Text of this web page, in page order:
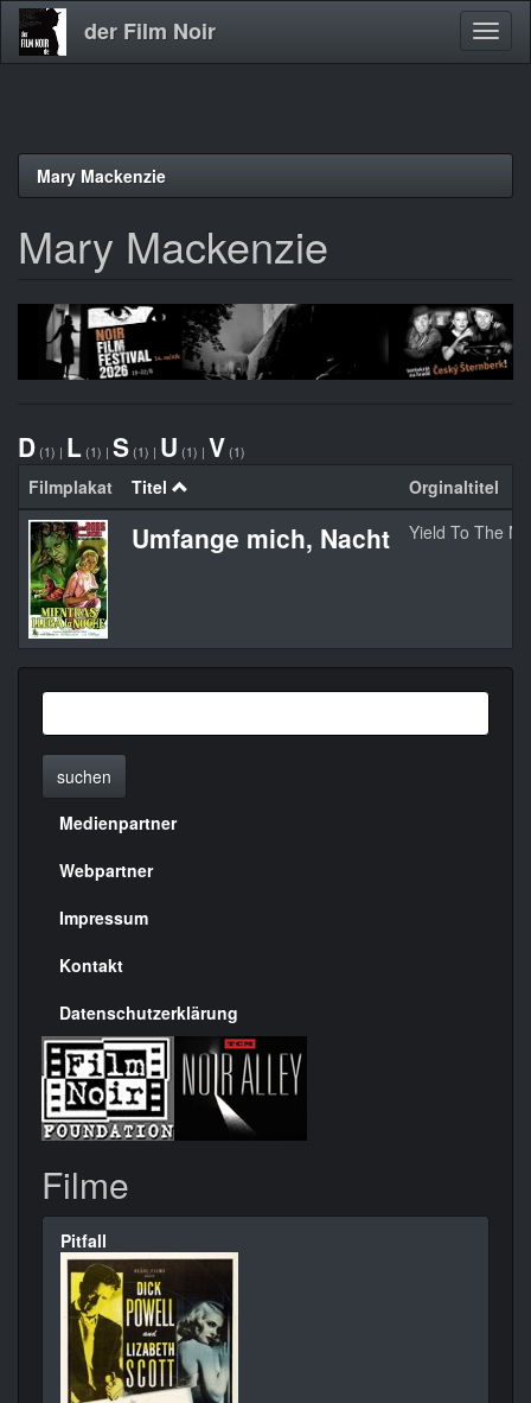
Direkt
der Film Noir
Mary Mackenzie
Mary Mackenzie
D (1) | L (1) | S (1) | U (1) | V (1)
Filmplakat Titel Orginaltitel
Umfange mich, Nacht Yield To The
suchen
Menülinks
rechte
Seite
Medienpartner
Webpartner
Impressum
Kontakt
Datenschutzerklärung
Filme
Pitfall